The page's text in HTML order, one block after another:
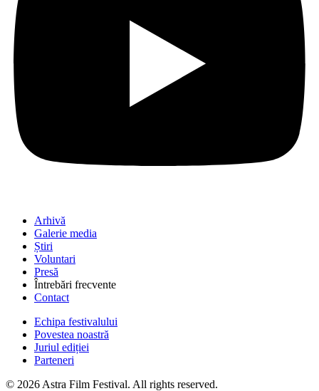
Arhivă
Galerie media
Știri
Voluntari
Presă
Întrebări frecvente
Contact
Echipa festivalului
Povestea noastră
Juriul ediției
Parteneri
© 2026 Astra Film Festival. All rights reserved.